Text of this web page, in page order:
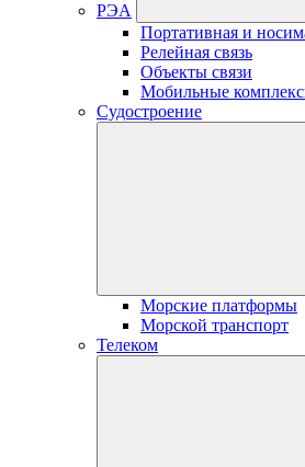
РЭА
Портативная и
Релейная связь
Объекты связи
Мобильные
Судостроение
Морские платформы
Морской транспорт
Телеком